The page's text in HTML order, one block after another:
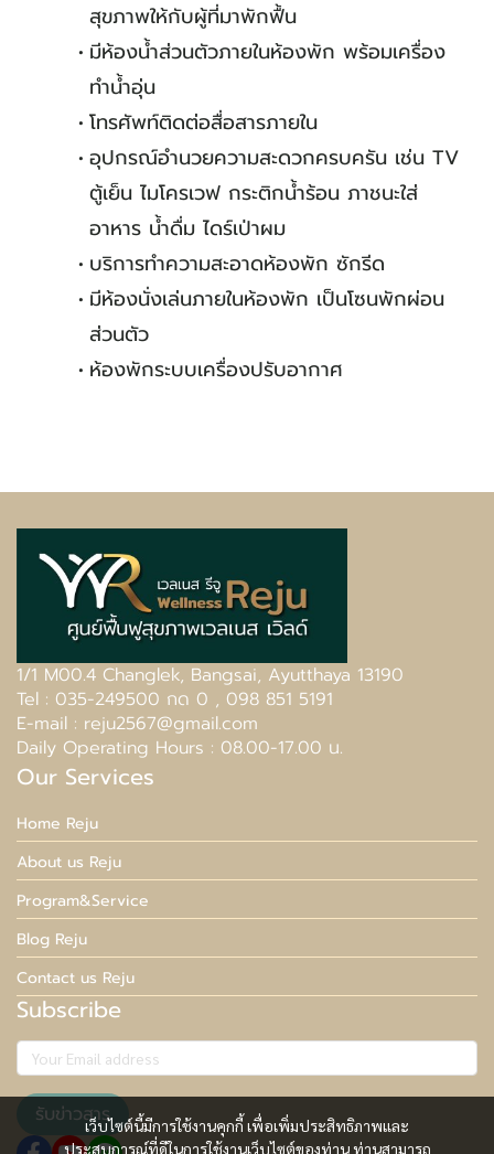
สุขภาพให้กับผู้ที่มาพักฟื้น
มีห้องน้ำส่วนตัวภายในห้องพัก พร้อมเครื่อง
ทำน้ำอุ่น
โทรศัพท์ติดต่อสื่อสารภายใน
อุปกรณ์อำนวยความสะดวกครบครัน เช่น TV
ตู้เย็น ไมโครเวฟ กระติกน้ำร้อน ภาชนะใส่
อาหาร น้ำดื่ม ไดร์เป่าผม
บริการทำความสะอาดห้องพัก ซักรีด
มีห้องนั่งเล่นภายในห้องพัก เป็นโซนพักผ่อน
ส่วนตัว
ห้องพักระบบเครื่องปรับอากาศ
เว็บไซต์นี้มีการใช้งานคุกกี้ เพื่อเพิ่มประสิทธิภาพและ
ประสบการณ์ที่ดีในการใช้งานเว็บไซต์ของท่าน ท่านสามารถ
1/1 M00.4 Changlek, Bangsai, Ayutthaya 13190
Tel : 035-249500 กด 0 , 098 851 5191
E-mail : reju2567@gmail.com
Daily Operating Hours : 08.00-17.00 น.
Our Services
Home Reju
About us Reju
Program&Service
Blog Reju
Contact us Reju
Subscribe
รับข่าวสาร